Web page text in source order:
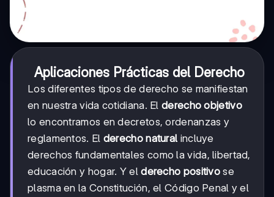
Aplicaciones Prácticas del Derecho
Los diferentes tipos de derecho se manifiestan
en nuestra vida cotidiana. Elderecho objetivo
lo encontramos en decretos, ordenanzas y
reglamentos. El derecho natural incluye
derechos fundamentales como la vida, libertad,
educación y hogar. Y elderecho positivo se
plasma en la Constitución, el Código Penal y el